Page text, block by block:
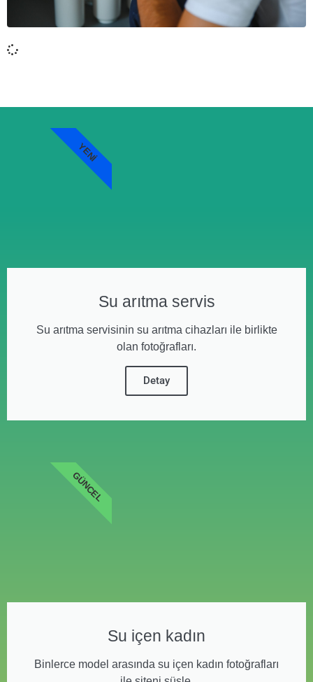
Su arıtma servis
Su arıtma servisinin su arıtma cihazları ile birlikte
olan fotoğrafları.
Detay
YENI
Su içen kadın
Binlerce model arasında su içen kadın fotoğrafları
GÜNCEL